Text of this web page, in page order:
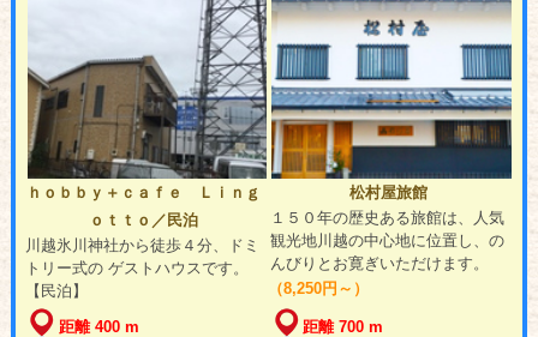
ｈｏｂｂｙ＋ｃａｆｅ Ｌｉｎｇ
ｏｔｔｏ／民泊
川越氷川神社から徒歩４分、ドミ
トリー式の ゲストハウスです。
【民泊】
距離 400 m
松村屋旅館
１５０年の歴史ある旅館は、人気
観光地川越の中心地に位置し、の
んびりとお寛ぎいただけます。
（8,250円～）
距離 700 m